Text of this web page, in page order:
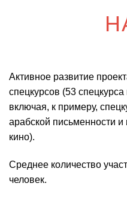
Активное развитие
спецкурсов (53
включая, к примеру,
арабской письменности
кино).
Среднее количество
человек.